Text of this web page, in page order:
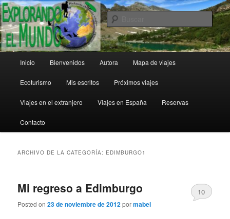
Ir
al
contenido
principal
Ir
al
contenido
secundarioExplorando el Mundo
principal
Inicio Bienvenidos Autora Mapa de viajes
Ecoturismo Mis escritos Próximos viajes
Viajes en el extranjero Viajes en España Reservas
Contacto
ARCHIVO DE LA CATEGORÍA: EDIMBURGO1
Mi regreso a Edimburgo
Posted on23 de noviembre de 2012pormabel
10